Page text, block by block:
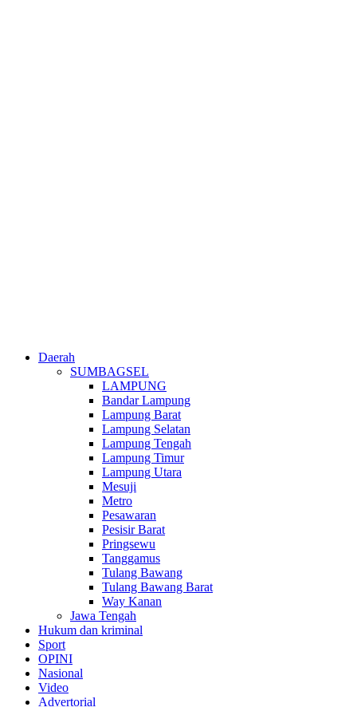
Daerah
SUMBAGSEL
LAMPUNG
Bandar Lampung
Lampung Barat
Lampung Selatan
Lampung Tengah
Lampung Timur
Lampung Utara
Mesuji
Metro
Pesawaran
Pesisir Barat
Pringsewu
Tanggamus
Tulang Bawang
Tulang Bawang Barat
Way Kanan
Jawa Tengah
Hukum dan kriminal
Sport
OPINI
Nasional
Video
Advertorial